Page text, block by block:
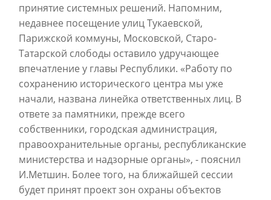
принятие системных решений. Напомним,
недавнее посещение улиц Тукаевской,
Парижской коммуны, Московской, Старо-
Татарской слободы оставило удручающее
впечатление у главы Республики. «Работу по
сохранению исторического центра мы уже
начали, названа линейка ответственных лиц. В
ответе за памятники, прежде всего
собственники, городская администрация,
правоохранительные органы, республиканские
министерства и надзорные органы», - пояснил
И.Метшин. Более того, на ближайшей сессии
будет принят проект зон охраны объектов